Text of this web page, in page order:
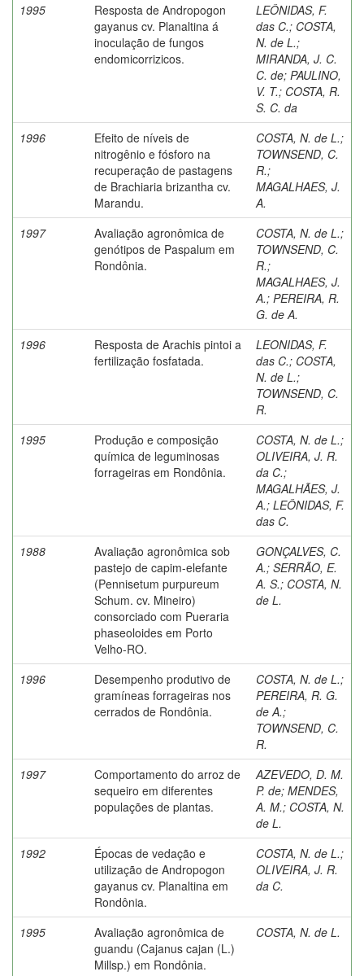
1995
Resposta de Andropogon
gayanus cv. Planaltina á
inoculação de fungos
endomicorrizicos.
LEÔNIDAS, F.
das C.; COSTA,
N. de L.;
MIRANDA, J. C.
C. de; PAULINO,
V. T.; COSTA, R.
S. C. da
1996
Efeito de níveis de
nitrogênio e fósforo na
recuperação de pastagens
de Brachiaria brizantha cv.
Marandu.
COSTA, N. de L.;
TOWNSEND, C.
R.;
MAGALHAES, J.
A.
1997
Avaliação agronômica de
genótipos de Paspalum em
Rondônia.
COSTA, N. de L.;
TOWNSEND, C.
R.;
MAGALHAES, J.
A.; PEREIRA, R.
G. de A.
1996
Resposta de Arachis pintoi a
fertilização fosfatada.
LEONIDAS, F.
das C.; COSTA,
N. de L.;
TOWNSEND, C.
R.
1995
Produção e composição
química de leguminosas
forrageiras em Rondônia.
COSTA, N. de L.;
OLIVEIRA, J. R.
da C.;
MAGALHÃES, J.
A.; LEÔNIDAS, F.
das C.
1988
Avaliação agronômica sob
pastejo de capim-elefante
(Pennisetum purpureum
Schum. cv. Mineiro)
consorciado com Pueraria
phaseoloides em Porto
Velho-RO.
GONÇALVES, C.
A.; SERRÃO, E.
A. S.; COSTA, N.
de L.
1996
Desempenho produtivo de
gramíneas forrageiras nos
cerrados de Rondônia.
COSTA, N. de L.;
PEREIRA, R. G.
de A.;
TOWNSEND, C.
R.
1997
Comportamento do arroz de
sequeiro em diferentes
populações de plantas.
AZEVEDO, D. M.
P. de; MENDES,
A. M.; COSTA, N.
de L.
1992
Épocas de vedação e
utilização de Andropogon
gayanus cv. Planaltina em
Rondônia.
COSTA, N. de L.;
OLIVEIRA, J. R.
da C.
1995
Avaliação agronômica de
guandu (Cajanus cajan (L.)
Millsp.) em Rondônia.
COSTA, N. de L.